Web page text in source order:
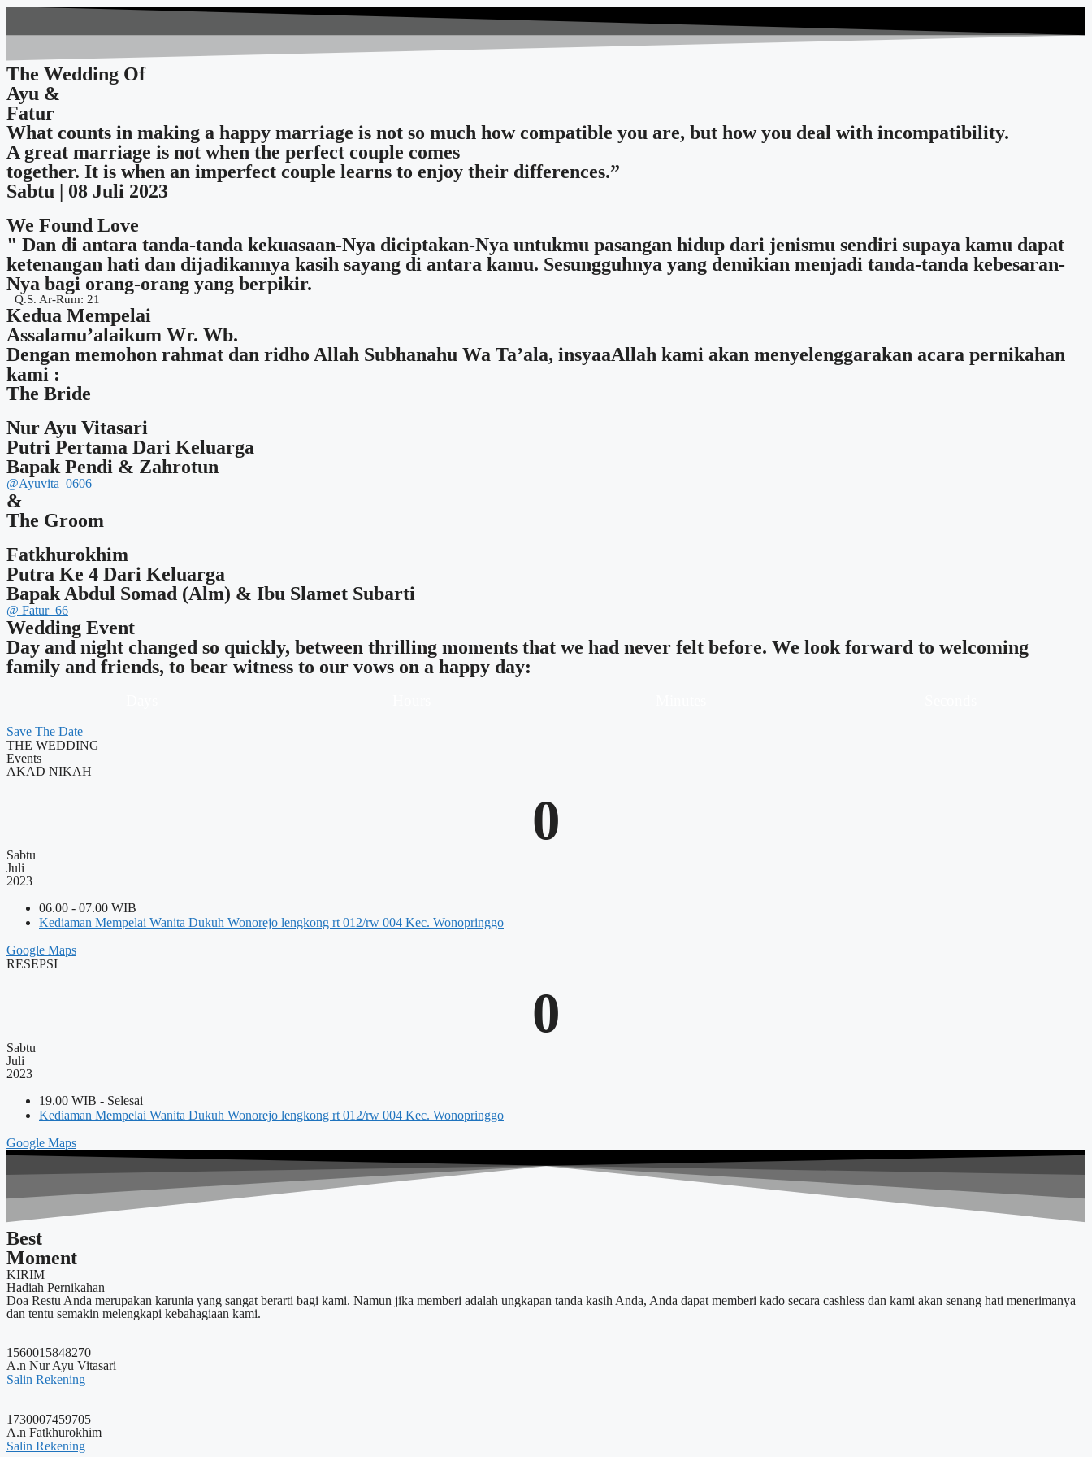
The Wedding Of
Ayu &
Fatur
What counts in making a happy marriage is not so much how compatible you are, but how you deal with incompatibility.
A great marriage is not when the perfect couple comes
together. It is when an imperfect couple learns to enjoy their differences.”
Sabtu | 08 Juli 2023
We Found Love
" Dan di antara tanda-tanda kekuasaan-Nya diciptakan-Nya untukmu pasangan hidup dari jenismu sendiri supaya kamu dapat
ketenangan hati dan dijadikannya kasih sayang di antara kamu. Sesungguhnya yang demikian menjadi tanda-tanda kebesaran-
Nya bagi orang-orang yang berpikir.
Q.S. Ar-Rum: 21
Kedua Mempelai
Assalamu’alaikum Wr. Wb.
Dengan memohon rahmat dan ridho Allah Subhanahu Wa Ta’ala, insyaaAllah kami akan menyelenggarakan acara pernikahan
kami :
The Bride
Nur Ayu Vitasari
Putri Pertama Dari Keluarga
Bapak Pendi & Zahrotun
@Ayuvita_0606
&
The Groom
Fatkhurokhim
Putra Ke 4 Dari Keluarga
Bapak Abdul Somad (Alm) & Ibu Slamet Subarti
@ Fatur_66
Wedding Event
Day and night changed so quickly, between thrilling moments that we had never felt before. We look forward to welcoming
family and friends, to bear witness to our vows on a happy day:
Save The Date
THE WEDDING
Events
AKAD NIKAH
0
Sabtu
Juli
2023
06.00 - 07.00 WIB
Kediaman Mempelai Wanita Dukuh Wonorejo lengkong rt 012/rw 004 Kec. Wonopringgo​
Google Maps
RESEPSI
0
Sabtu
Juli
2023
19.00 WIB - Selesai
Kediaman Mempelai Wanita Dukuh Wonorejo lengkong rt 012/rw 004 Kec. Wonopringgo​
Google Maps
Best
Moment
KIRIM
Hadiah Pernikahan
Doa Restu Anda merupakan karunia yang sangat berarti bagi kami. Namun jika memberi adalah ungkapan tanda kasih Anda, Anda dapat memberi kado secara cashless dan kami akan senang hati menerimanya
dan tentu semakin melengkapi kebahagiaan kami.
1560015848270
A.n Nur Ayu Vitasari
Salin Rekening
1730007459705
A.n Fatkhurokhim
Salin Rekening